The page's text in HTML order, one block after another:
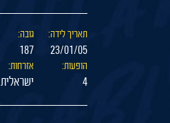
תאריך לידה:
23/01/05
גובה:
187
הופעות:
4
אזרחות:
ישראלית